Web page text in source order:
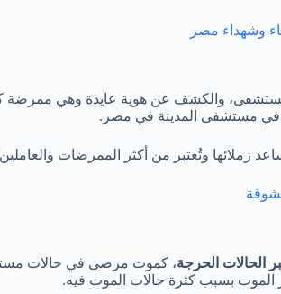
وشهداء مصر
المستشفى، والكشف عن هوية عايدة وهي
في مستشفى المدينة في مصر.
زملائها وتُعتبر من أكثر الممرضات
الحالات الحرجة، كموت مرضى في حالات
الموت بسبب كثرة حالات الموت فيه.